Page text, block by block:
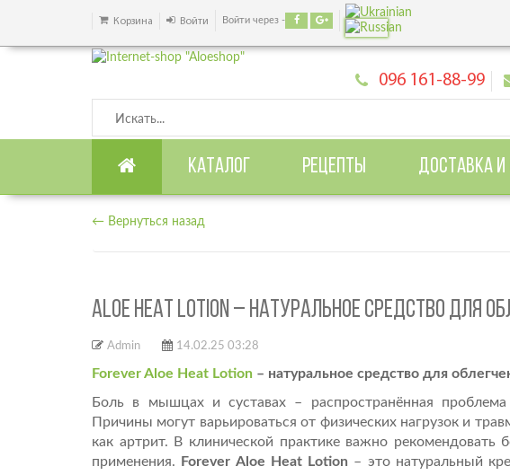
Корзина Войти Войти через -
096 161-88-99
КАТАЛОГ РЕЦЕПТЫ ДОСТАВКА
← Вернуться назад
ALOE HEAT LOTION – НАТУРАЛЬНОЕ СРЕДСТВО ДЛЯ
Admin 14.02.25 03:28
Forever Aloe Heat Lotion – натуральное средство для
Боль в мышцах и суставах – распространённая
Причины могут варьироваться от физических нагрузок и
как артрит. В клинической практике важно
применения.
Forever Aloe Heat Lotion – это натуральный